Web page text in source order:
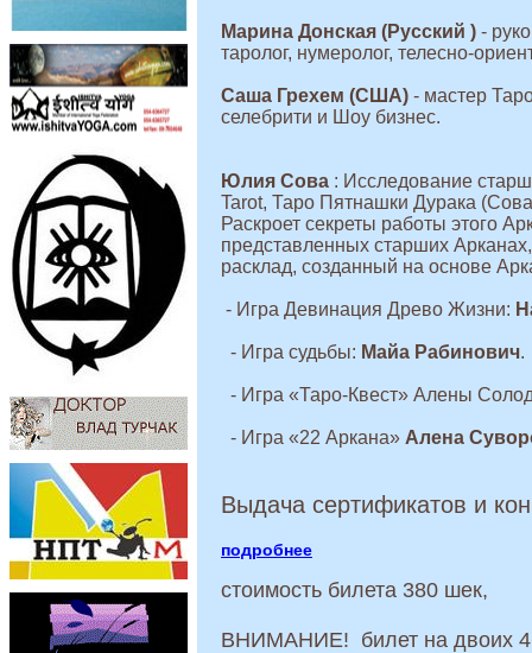
Марина Донская (Русский ) -
таролог, нумеролог, телесно-
Саша Грехем (США) - мастер
селебрити и Шоу бизнес.
Юлия Сова : Исследование
Tarot, Таро Пятнашки Дурака
Раскроет секреты работы этого
представленных старших
расклад, созданный на основе
- Игра Девинация Древо Жизни:
- Игра судьбы: Майа Рабинович.
- Игра «Таро-Квест» Алены
- Игра «22 Аркана» Алена
Выдача сертификатов и
подробнее
стоимость билета 380 шек,
ВНИМАНИЕ! билет на двоих